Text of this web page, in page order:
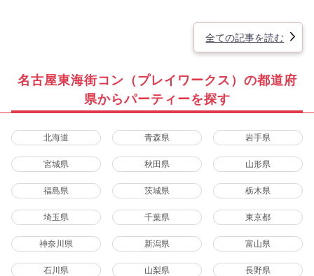
全ての記事を読む
名古屋東海街コン（プレイワークス）の都道府
県からパーティーを探す
北海道 青森県 岩手県
宮城県 秋田県 山形県
福島県 茨城県 栃木県
埼玉県 千葉県 東京都
神奈川県 新潟県 富山県
石川県 山梨県 長野県